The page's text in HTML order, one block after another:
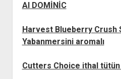
Al DOMİNİC
Harvest Blueberry Crush
Yabanmersini aromalı
Cutters Choice ithal